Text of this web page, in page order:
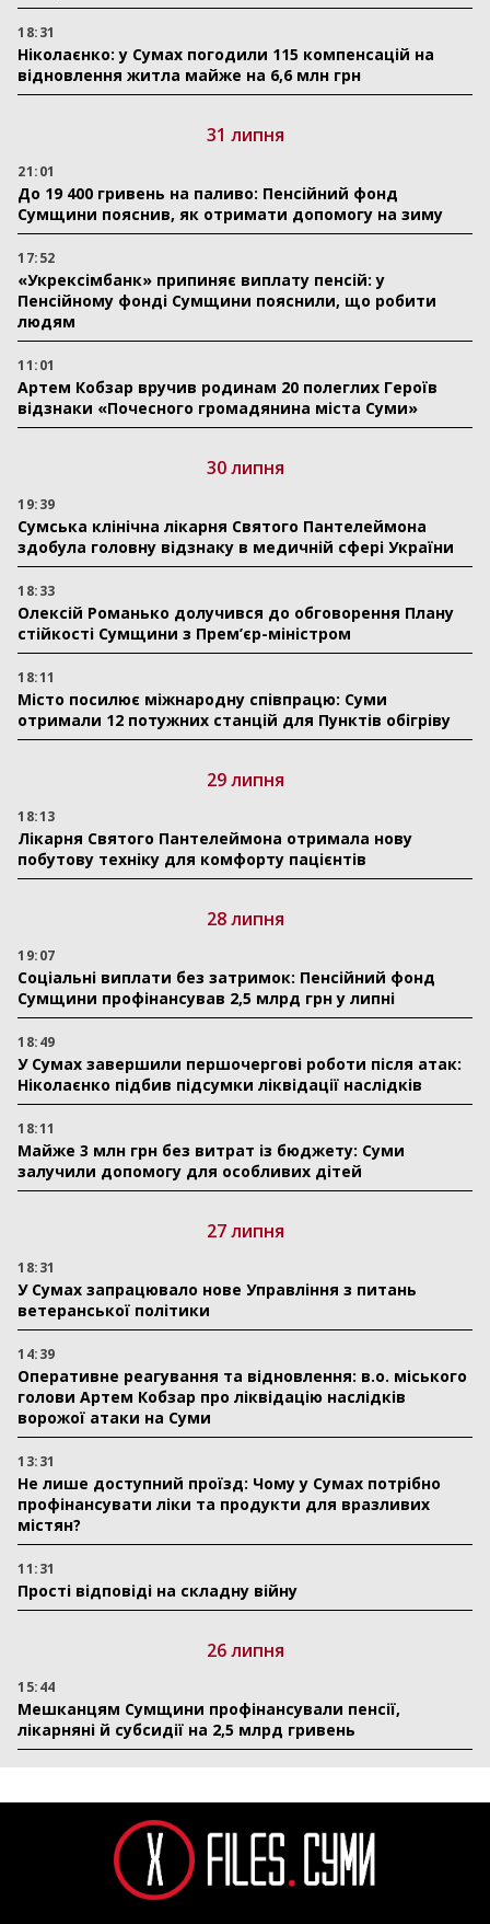
18:31
Ніколаєнко: у Сумах погодили 115 компенсацій на
відновлення житла майже на 6,6 млн грн
31 липня
21:01
До 19 400 гривень на паливо: Пенсійний фонд
Сумщини пояснив, як отримати допомогу на зиму
17:52
«Укрексімбанк» припиняє виплату пенсій: у
Пенсійному фонді Сумщини пояснили, що робити
людям
11:01
Артем Кобзар вручив родинам 20 полеглих Героїв
відзнаки «Почесного громадянина міста Суми»
30 липня
19:39
Сумська клінічна лікарня Святого Пантелеймона
здобула головну відзнаку в медичній сфері України
18:33
Олексій Романько долучився до обговорення Плану
стійкості Сумщини з Прем’єр-міністром
18:11
Місто посилює міжнародну співпрацю: Суми
отримали 12 потужних станцій для Пунктів обігріву
29 липня
18:13
Лікарня Святого Пантелеймона отримала нову
побутову техніку для комфорту пацієнтів
28 липня
19:07
Соціальні виплати без затримок: Пенсійний фонд
Сумщини профінансував 2,5 млрд грн у липні
18:49
У Сумах завершили першочергові роботи після атак:
Ніколаєнко підбив підсумки ліквідації наслідків
18:11
Майже 3 млн грн без витрат із бюджету: Суми
залучили допомогу для особливих дітей
27 липня
18:31
У Сумах запрацювало нове Управління з питань
ветеранської політики
14:39
Оперативне реагування та відновлення: в.о. міського
голови Артем Кобзар про ліквідацію наслідків
ворожої атаки на Суми
13:31
Не лише доступний проїзд: Чому у Сумах потрібно
профінансувати ліки та продукти для вразливих
містян?
11:31
Прості відповіді на складну війну
26 липня
15:44
Мешканцям Сумщини профінансували пенсії,
лікарняні й субсидії на 2,5 млрд гривень